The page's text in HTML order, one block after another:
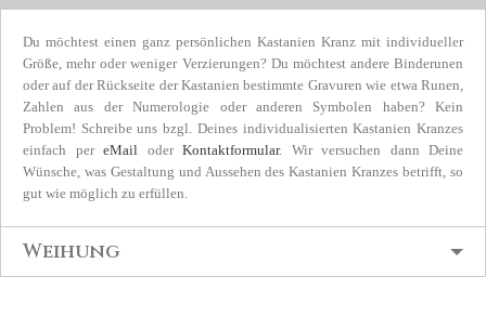
Du möchtest einen ganz persönlichen Kastanien Kranz mit individueller
Größe, mehr oder weniger Verzierungen? Du möchtest andere Binderunen
oder auf der Rückseite der Kastanien bestimmte Gravuren wie etwa Runen,
Zahlen aus der Numerologie oder anderen Symbolen haben? Kein
Problem! Schreibe uns bzgl. Deines individualisierten Kastanien Kranzes
einfach per eMail oder Kontaktformular. Wir versuchen dann Deine
Wünsche, was Gestaltung und Aussehen des Kastanien Kranzes betrifft, so
gut wie möglich zu erfüllen.
Weihung